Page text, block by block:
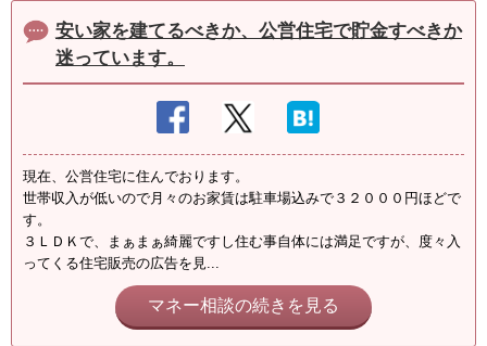
安い家を建てるべきか、公営住宅で貯金すべきか
迷っています。
現在、公営住宅に住んでおります。
世帯収入が低いので月々のお家賃は駐車場込みで３２０００円ほどで
す。
３ＬＤＫで、まぁまぁ綺麗ですし住む事自体には満足ですが、度々入
ってくる住宅販売の広告を見...
マネー相談の続きを見る